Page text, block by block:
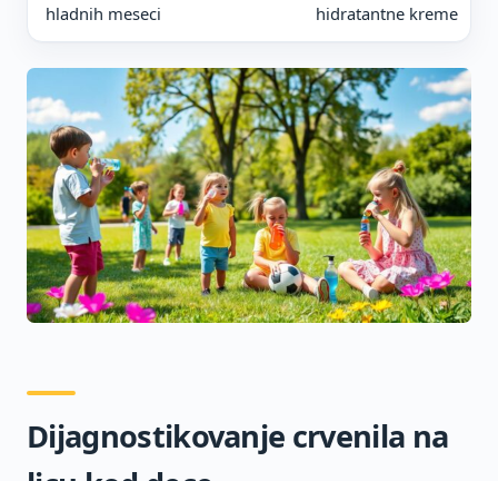
hladnih meseci
hidratantne kreme
Dijagnostikovanje crvenila na